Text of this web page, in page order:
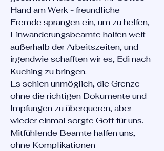
Hand am Werk - freundliche
Fremde sprangen ein, um zu helfen,
Einwanderungsbeamte halfen weit
außerhalb der Arbeitszeiten, und
irgendwie schafften wir es, Edi nach
Kuching zu bringen.
Es schien unmöglich, die Grenze
ohne die richtigen Dokumente und
Impfungen zu überqueren, aber
wieder einmal sorgte Gott für uns.
Mitfühlende Beamte halfen uns,
ohne Komplikationen